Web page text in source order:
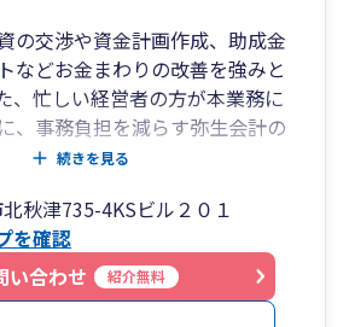
の交渉や資金計画作成、助成金
などお金まわりの改善を強みと
、忙しい経営者の方が本業務に
、事務負担を減らす弥生会計の
やスカイプなどによる打ち
（30分～1時間程度）で行って
気軽にお問い合わせください。
9670
https://www.itoh-tax.jp/
続きを見る
秋津735-4KSビル２０１
を確認
い合わせ
紹介無料